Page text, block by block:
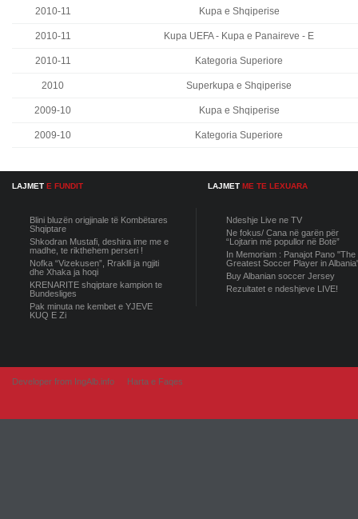
2010-11 Kupa e Shqiperise
2010-11 Kupa UEFA - Kupa e Panaireve - E
2010-11 Kategoria Superiore
2010 Superkupa e Shqiperise
2009-10 Kupa e Shqiperise
2009-10 Kategoria Superiore
LAJMET E FUNDIT
Blini bluzën origjinale të Kombëtares
Shqiptare
Shkodran Mustafi, deshira ime me e
madhe, te rikthehem perseri !
Nofka “Vizekusen”, Rraklli ja ngjiti
dhe Xhaka ja hoqi
KRENARITE shqiptare kampion te
Bundesliges
Pak minuta ne kembet e YJEVE
KUQ E Zi
LAJMET ME TE LEXUARA
Ndeshje Live ne TV
Ne fokus/ Cana në garën për
“Lojtarin më popullor në Botë”
In Memoriam : Panajot Pano "The
Greatest Soccer Player in
Buy Albanian soccer Jersey
Rezultatet e ndeshjeve LIVE!
Developer from IngAlb.info Harta e Faqes